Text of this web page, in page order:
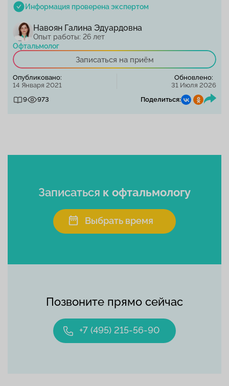
Информация проверена экспертом
Навоян Галина Эдуардовна
Опыт работы: 26 лет
Офтальмолог
Записаться на приём
Опубликовано:
14 Января 2021
Обновлено:
31 Июля 2026
9
973 Поделиться:
Позвоните прямо сейчас
+7 (495) 215-56-90
Записаться к офтальмологу
Выбрать время